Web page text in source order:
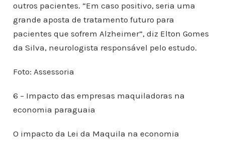
outros pacientes. “Em caso positivo, seria uma
grande aposta de tratamento futuro para
pacientes que sofrem Alzheimer”, diz Elton Gomes
da Silva, neurologista responsável pelo estudo.
Foto: Assessoria
6 – Impacto das empresas maquiladoras na
economia paraguaia
O impacto da Lei da Maquila na economia